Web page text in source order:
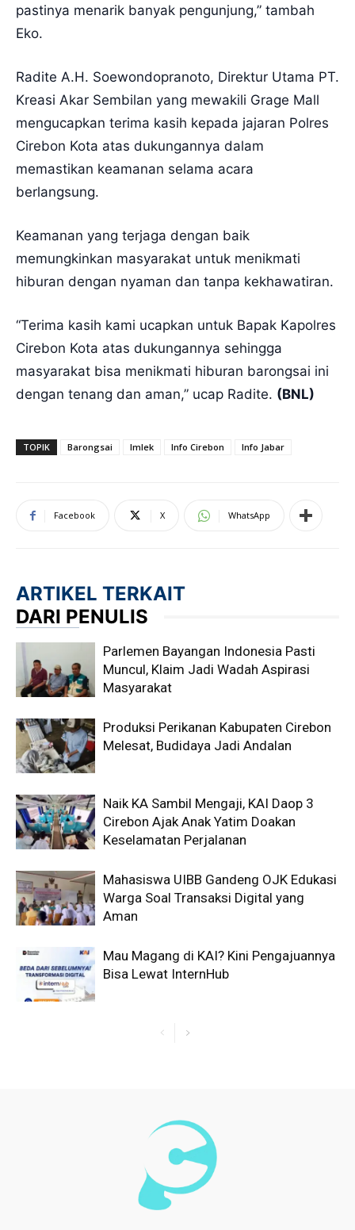
pastinya menarik banyak pengunjung,” tambah
Eko.
Radite A.H. Soewondopranoto, Direktur Utama PT.
Kreasi Akar Sembilan yang mewakili Grage Mall
mengucapkan terima kasih kepada jajaran Polres
Cirebon Kota atas dukungannya dalam
memastikan keamanan selama acara
berlangsung.
Keamanan yang terjaga dengan baik
memungkinkan masyarakat untuk menikmati
hiburan dengan nyaman dan tanpa kekhawatiran.
“Terima kasih kami ucapkan untuk Bapak Kapolres
Cirebon Kota atas dukungannya sehingga
masyarakat bisa menikmati hiburan barongsai ini
dengan tenang dan aman,” ucap Radite. (BNL)
TOPIK Barongsai Imlek Info Cirebon Info Jabar
Facebook X WhatsApp
ARTIKEL TERKAIT
DARI PENULIS
Parlemen Bayangan Indonesia Pasti
Muncul, Klaim Jadi Wadah Aspirasi
Masyarakat
Produksi Perikanan Kabupaten Cirebon
Melesat, Budidaya Jadi Andalan
Naik KA Sambil Mengaji, KAI Daop 3
Cirebon Ajak Anak Yatim Doakan
Keselamatan Perjalanan
Mahasiswa UIBB Gandeng OJK Edukasi
Warga Soal Transaksi Digital yang
Aman
Mau Magang di KAI? Kini Pengajuannya
Bisa Lewat InternHub